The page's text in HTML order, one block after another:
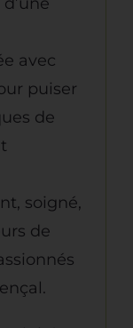
avec
puiser
de
soigné,
de